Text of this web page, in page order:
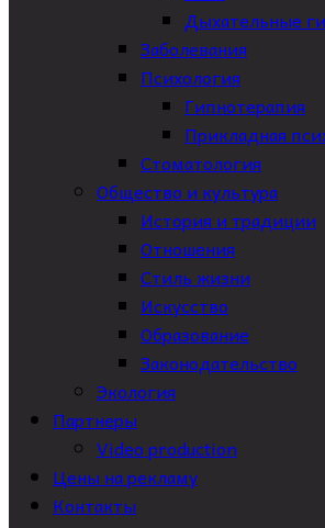
Дыхательные
Заболевания
Психология
Гипнотерапия
Прикладная
Стоматология
Общество и культура
История и традиции
Отношения
Стиль жизни
Искусство
Образование
Законодательство
Экология
Партнеры
Video production
Цены на рекламу
Контакты